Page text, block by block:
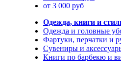
от 3 000 руб
Одежда, книги и
Одежда и головные
Фартуки, перчатки и
Сувениры и
Книги по барбекю и